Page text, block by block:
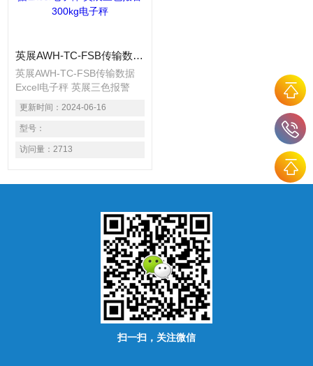
英展AWH-TC-FSB传输数据Excel电子秤 英展三色报警300kg电子秤
英展AWH-TC-FSB传输数据
Excel电子秤 英展三色报警
300kg电子秤 此台秤具有简易
计数、计重及百分比之功能。
具有检校秤之功能。（可以设
定：上限、合格、下限三点）
具有自动校正、自动零点之功
保护功能。 具有双色LED充
况。 台秤按键采有触感之设
计，采用3M胶贴防水性高。
更新时间： 2024-06-16
型号：
访问量： 2713
扫一扫，关注微信